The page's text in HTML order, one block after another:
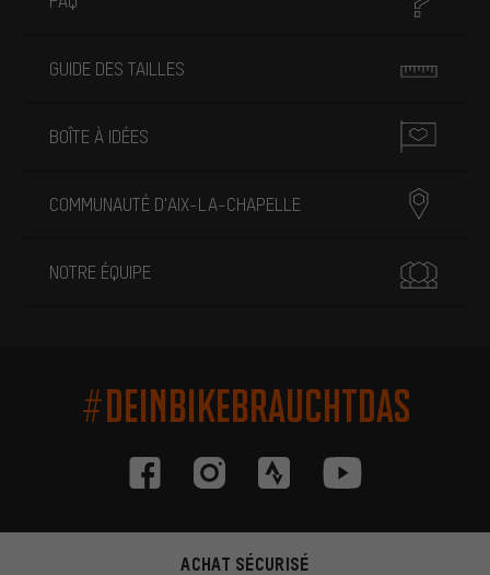
GUIDE DES TAILLES
BOÎTE À IDÉES
COMMUNAUTÉ D'AIX-LA-CHAPELLE
NOTRE ÉQUIPE
#DEINBIKEBRAUCHTDAS
ACHAT SÉCURISÉ